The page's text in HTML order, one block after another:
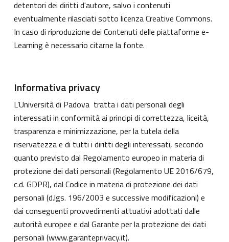
detentori dei diritti d'autore, salvo i contenuti
eventualmente rilasciati sotto licenza Creative Commons.
In caso di riproduzione dei Contenuti delle piattaforme e-
Learning è necessario citarne la fonte.
Informativa privacy
L’Università di Padova tratta i dati personali degli
interessati in conformità ai principi di correttezza, liceità,
trasparenza e minimizzazione, per la tutela della
riservatezza e di tutti i diritti degli interessati, secondo
quanto previsto dal Regolamento europeo in materia di
protezione dei dati personali (Regolamento UE 2016/679,
c.d. GDPR), dal Codice in materia di protezione dei dati
personali (d.lgs. 196/2003 e successive modificazioni) e
dai conseguenti provvedimenti attuativi adottati dalle
autorità europee e dal Garante per la protezione dei dati
personali (www.garanteprivacy.it).